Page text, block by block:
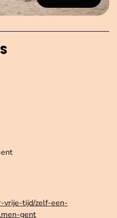
vrije-tijd/zelf-een-
gent